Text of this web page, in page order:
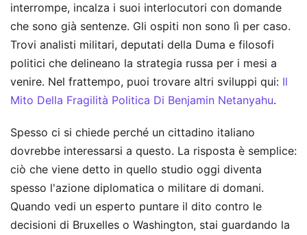
interrompe, incalza i suoi interlocutori con domande
che sono già sentenze. Gli ospiti non sono lì per caso.
Trovi analisti militari, deputati della Duma e filosofi
politici che delineano la strategia russa per i mesi a
venire. Nel frattempo, puoi trovare altri sviluppi qui: Il
Mito Della Fragilità Politica Di Benjamin Netanyahu.
Spesso ci si chiede perché un cittadino italiano
dovrebbe interessarsi a questo. La risposta è semplice:
ciò che viene detto in quello studio oggi diventa
spesso l'azione diplomatica o militare di domani.
Quando vedi un esperto puntare il dito contro le
decisioni di Bruxelles o Washington, stai guardando la